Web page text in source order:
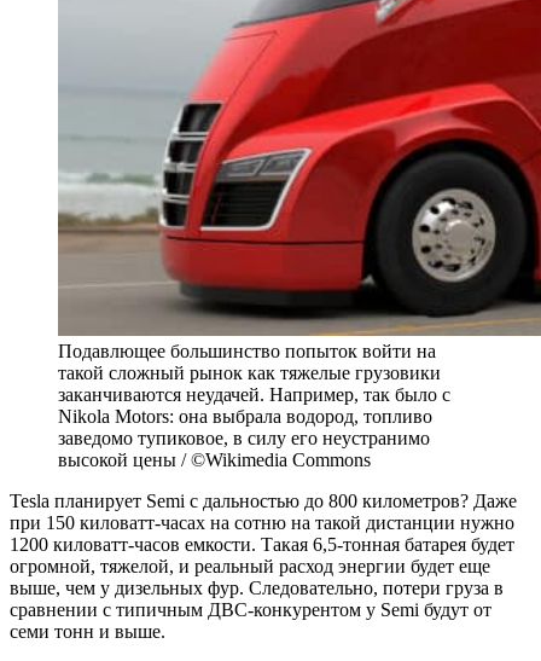
Подавлющее большинство попыток войти на
такой сложный рынок как тяжелые грузовики
заканчиваются неудачей. Например, так было с
Nikola Motors: она выбрала водород, топливо
заведомо тупиковое, в силу его неустранимо
высокой цены / ©Wikimedia Commons
Tesla планирует Semi c дальностью до 800 километров? Даже
при 150 киловатт-часах на сотню на такой дистанции нужно
1200 киловатт-часов емкости. Такая 6,5-тонная батарея будет
огромной, тяжелой, и реальный расход энергии будет еще
выше, чем у дизельных фур. Следовательно, потери груза в
сравнении с типичным ДВС-конкурентом у Semi будут от
семи тонн и выше.